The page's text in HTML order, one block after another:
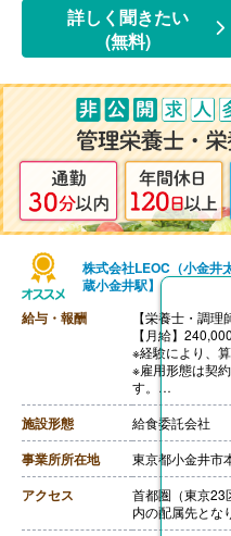
【栄養士/常勤】
【時給】1,700円-
［その他手当］
・時間外勤務手
・休日勤務手当
・深夜勤務手当
【通勤手当】あ
詳しく聞きたい
(無料)
株式会社LEOC（小金井
蔵小金井駅】
給与・報酬
【栄養士・調
【月給】
※経験により、算
※雇用形態は契
す。
※モデル年収
・管理栄養士・
年収
・調理師病院調
年収3,500,000
ご面接を通し
【賞与】年2回
る）
施設形態 給食委託会社
事業所所在地 東京都小金井市
アクセス
首都圏（東京23
内の配属先とな